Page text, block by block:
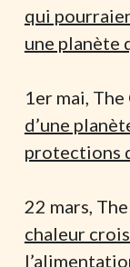
qui
une planète
1er mai,
d’une
protections
22 mars,
chaleur